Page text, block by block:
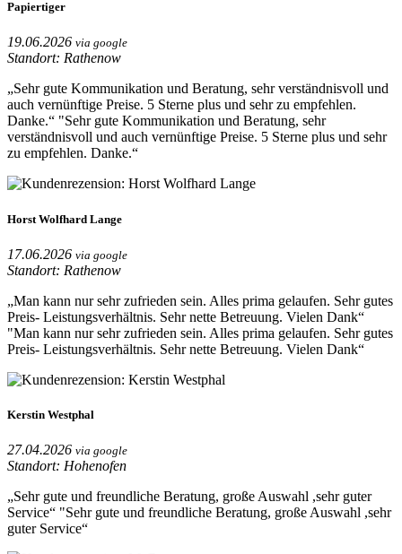
Papiertiger
19.06.2026 via google
Standort: Rathenow
„Sehr gute Kommunikation und Beratung, sehr verständnisvoll und
auch vernünftige Preise. 5 Sterne plus und sehr zu empfehlen.
Danke.“ "Sehr gute Kommunikation und Beratung, sehr
verständnisvoll und auch vernünftige Preise. 5 Sterne plus und sehr
zu empfehlen. Danke.“
Horst Wolfhard Lange
17.06.2026 via google
Standort: Rathenow
„Man kann nur sehr zufrieden sein. Alles prima gelaufen. Sehr gutes
Preis- Leistungsverhältnis. Sehr nette Betreuung. Vielen Dank“
"Man kann nur sehr zufrieden sein. Alles prima gelaufen. Sehr gutes
Preis- Leistungsverhältnis. Sehr nette Betreuung. Vielen Dank“
Kerstin Westphal
27.04.2026 via google
Standort: Hohenofen
„Sehr gute und freundliche Beratung, große Auswahl ,sehr guter
Service“ "Sehr gute und freundliche Beratung, große Auswahl ,sehr
guter Service“